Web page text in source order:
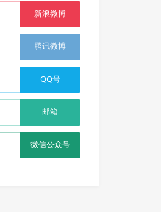
新浪微博
腾讯微博
QQ号
邮箱
微信公众号